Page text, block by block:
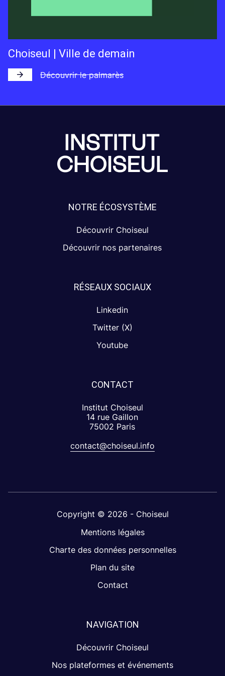
Choiseul | Ville de demain
Découvrir le palmarès
NOTRE ÉCOSYSTÈME
Découvrir Choiseul
Découvrir nos partenaires
RÉSEAUX SOCIAUX
Linkedin
Twitter (X)
Youtube
CONTACT
Institut Choiseul
14 rue Gaillon
75002 Paris
contact@choiseul.info
Copyright © 2026 - Choiseul
Mentions légales
Charte des données personnelles
Plan du site
Contact
NAVIGATION
Découvrir Choiseul
Nos plateformes et événements